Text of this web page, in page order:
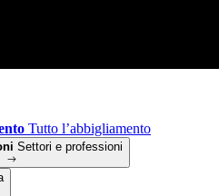
Tutto l’abbigliamento
Settori e professioni